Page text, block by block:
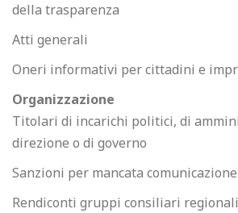
della trasparenza
Atti generali
Oneri informativi per cittadini e
Organizzazione
Titolari di incarichi politici, di
direzione o di governo
Sanzioni per mancata
Rendiconti gruppi consiliari